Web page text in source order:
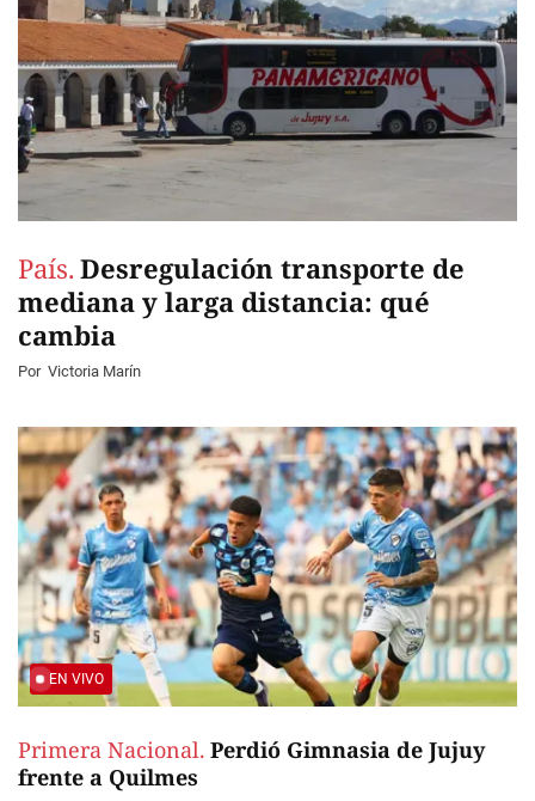
País. Desregulación transporte de
mediana y larga distancia: qué
cambia
Por Victoria Marín
EN VIVO
Primera Nacional. Perdió Gimnasia de Jujuy
frente a Quilmes